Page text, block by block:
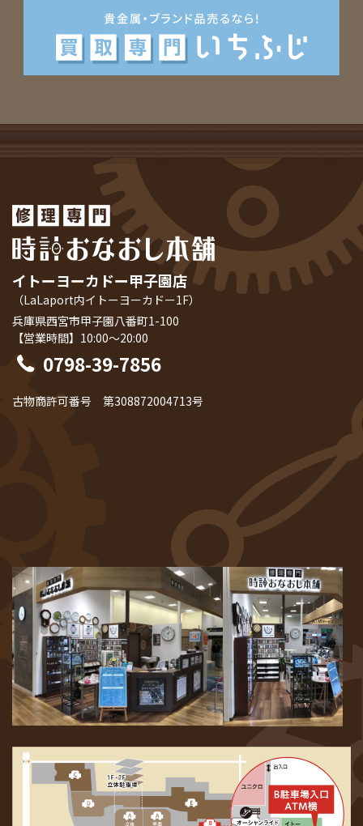
イトーヨーカドー甲子園店
（LaLaport内イトーヨーカドー1F）
兵庫県西宮市甲子園八番町1-100
【営業時間】10:00～20:00
0798-39-7856
古物商許可番号 第308872004713号